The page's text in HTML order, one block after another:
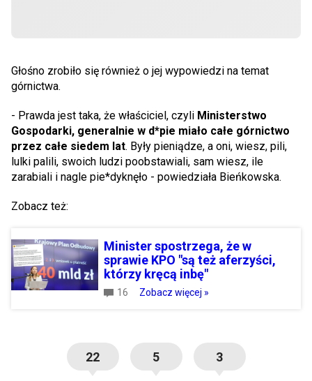
Głośno zrobiło się również o jej wypowiedzi na temat
górnictwa.
- Prawda jest taka, że właściciel, czyli Ministerstwo
Gospodarki, generalnie w d*pie miało całe górnictwo
przez całe siedem lat. Były pieniądze, a oni, wiesz, pili,
lulki palili, swoich ludzi poobstawiali, sam wiesz, ile
zarabiali i nagle pie*dyknęło - powiedziała Bieńkowska.
Zobacz też:
Minister spostrzega, że w
sprawie KPO "są też aferzyści,
którzy kręcą inbę"
16 Zobacz więcej »
22 5 3